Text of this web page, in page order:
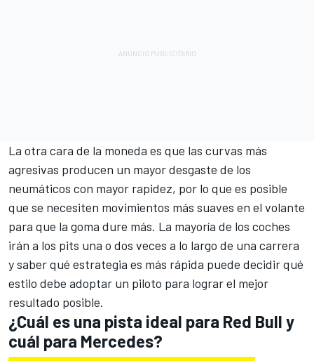
La otra cara de la moneda es que las curvas más
agresivas producen un mayor desgaste de los
neumáticos con mayor rapidez, por lo que es posible
que se necesiten movimientos más suaves en el volante
para que la goma dure más. La mayoría de los coches
irán a los pits una o dos veces a lo largo de una carrera
y saber qué estrategia es más rápida puede decidir qué
estilo debe adoptar un piloto para lograr el mejor
resultado posible.
¿Cuál es una pista ideal para Red Bull y
cuál para Mercedes?